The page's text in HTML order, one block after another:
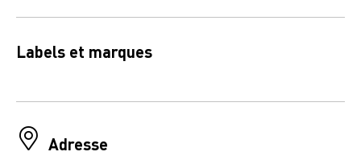
Labels et marques
Adresse